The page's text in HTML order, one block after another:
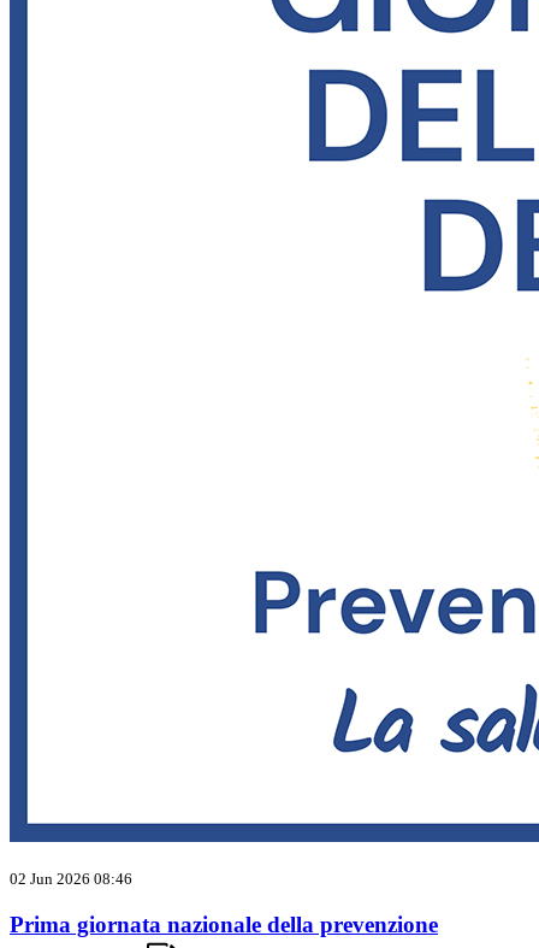
02 Jun 2026 08:46
Prima giornata nazionale della prevenzione